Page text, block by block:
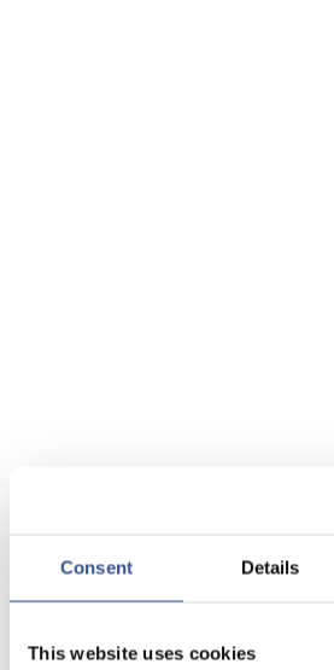
Consent Details
This website uses cookies